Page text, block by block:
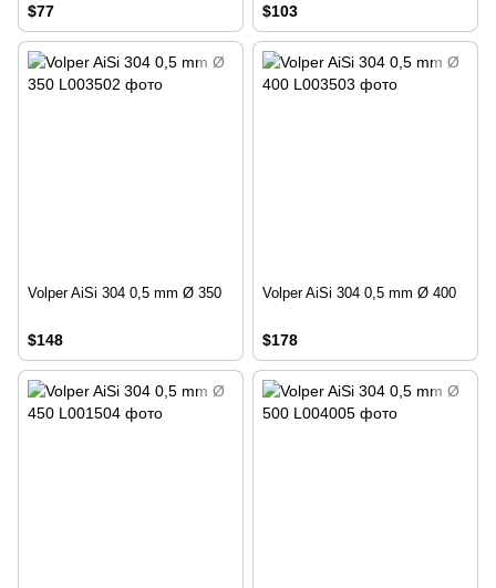
$77 $103
Volper AiSi 304 0,5 mm Ø 350
$148
Volper AiSi 304 0,5 mm Ø 400
$178